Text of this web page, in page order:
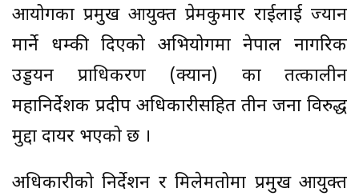
आयोगका प्रमुख आयुक्त प्रेमकुमार राईलाई ज्यान
मार्ने धम्की दिएको अभियोगमा नेपाल नागरिक
उड्डयन प्राधिकरण (क्यान) का तत्कालीन
महानिर्देशक प्रदीप अधिकारीसहित तीन जना विरुद्ध
मुद्दा दायर भएको छ ।
अधिकारीको निर्देशन र मिलेमतोमा प्रमुख आयुक्त